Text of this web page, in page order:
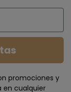
promociones y
en cualquier